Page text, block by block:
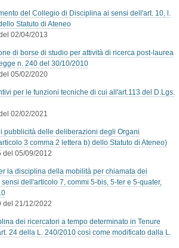
del Collegio di Disciplina ai sensi dell'art. 10, l.
Statuto di Ateneo
02/04/2013
di borse di studio per attività di ricerca post-laurea
n. 240 del 30/10/2010
05/02/2020
per le funzioni tecniche di cui all'art.113 del D.Lgs.
02/02/2021
pubblicità delle deliberazioni degli Organi
3 comma 2 lettera b) dello Statuto di Ateneo)
del 05/09/2012
la disciplina della mobilità per chiamata dei
dell'articolo 7, commi 5-bis, 5-ter e 5-quater,
del 21/12/2022
dei ricercatori a tempo determinato in Tenure
24 della L. 240/2010 così come modificato dalla L.